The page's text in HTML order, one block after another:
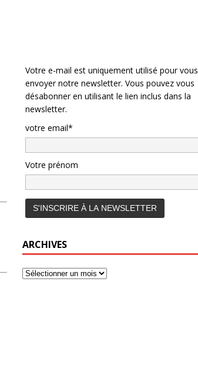
Votre e-mail est uniquement utilisé pour vous
envoyer notre newsletter. Vous pouvez vous
désabonner en utilisant le lien inclus dans la
newsletter.
votre email*
Votre prénom
ARCHIVES